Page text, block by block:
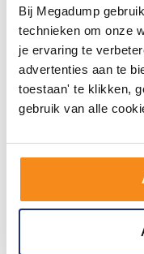
Bij Megadump
technieken om onze
je ervaring te
advertenties aan te
toestaan' te klikken,
gebruik van alle